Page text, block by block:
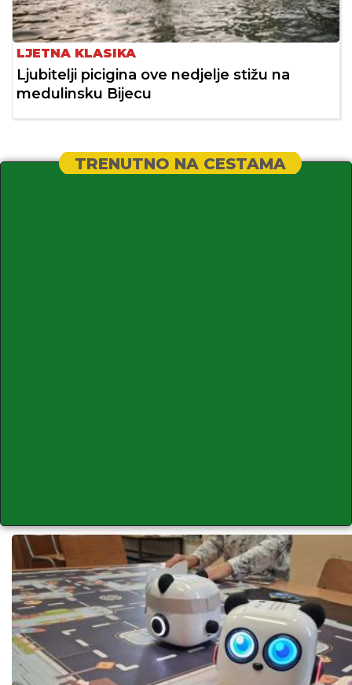
LJETNA KLASIKA
Ljubitelji picigina ove nedjelje stižu na
medulinsku Bijecu
TRENUTNO NA CESTAMA